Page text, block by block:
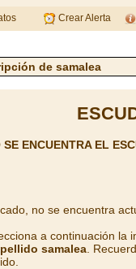
Crear Alerta
de samalea
SE ENCUENTRA EL
no se encuentra
a continuación
samalea .